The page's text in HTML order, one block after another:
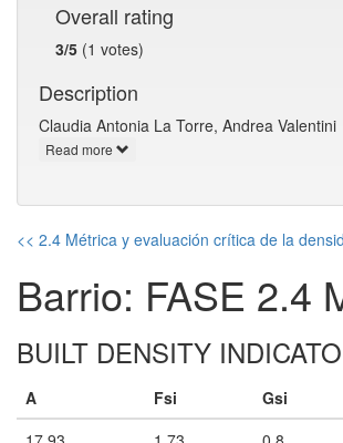
Overall rating
3/5 (1 votes)
Description
Claudia Antonia La Torre, Andrea Valentini
Read more
<< 2.4 Métrica y evaluación crítica de la
Barrio: FASE 2.4
BUILT DENSITY
A Fsi Gsi